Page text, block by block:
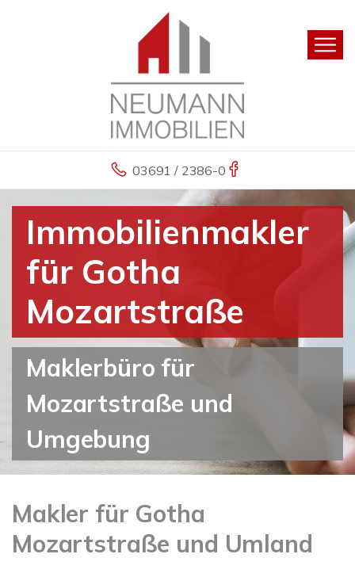
03691 / 2386-0
Immobilienmakler
für Gotha
Mozartstraße
Maklerbüro für
Mozartstraße und
Umgebung
Makler für Gotha
Mozartstraße und Umland